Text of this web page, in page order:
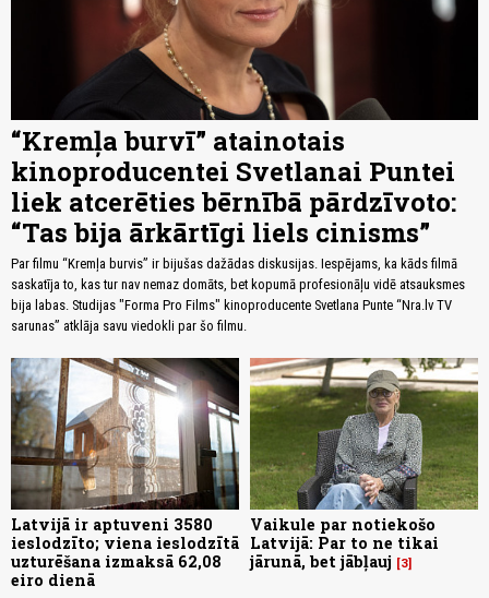
“Kremļa burvī” atainotais
kinoproducentei Svetlanai Puntei
liek atcerēties bērnībā pārdzīvoto:
“Tas bija ārkārtīgi liels cinisms”
Par filmu “Kremļa burvis” ir bijušas dažādas diskusijas. Iespējams, ka kāds filmā
saskatīja to, kas tur nav nemaz domāts, bet kopumā profesionāļu vidē atsauksmes
bija labas. Studijas "Forma Pro Films" kinoproducente Svetlana Punte “Nra.lv TV
sarunas” atklāja savu viedokli par šo filmu.
Latvijā ir aptuveni 3580
ieslodzīto; viena ieslodzītā
uzturēšana izmaksā 62,08
eiro dienā
Vaikule par notiekošo
Latvijā: Par to ne tikai
jārunā, bet jābļauj
3